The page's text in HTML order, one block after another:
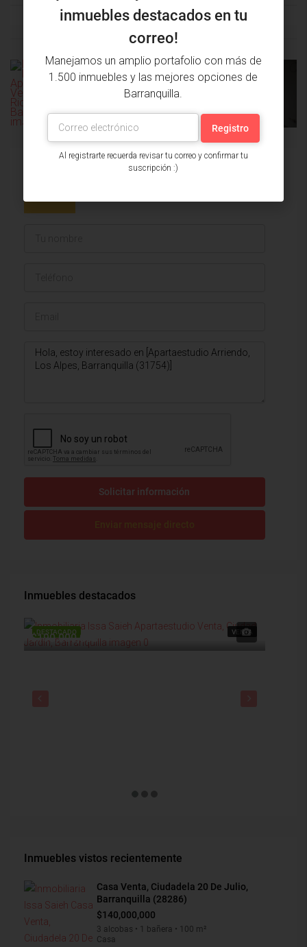
PROPIEDAD
ANTERIOR
PROPIEDAD
Issa Saieh Inmobiliaria
Solicitar información
Inmuebles destacados
DESTACADO VENTA
$190,000,000
Inmuebles vistos recientemente
Casa Venta, Ciudadela 20 De Julio,
Barranquilla (28286)
$140,000,000
3 alcobas • 1 bañera • 100 m²
Casa
inmuebles destacados en tu
correo!
Manejamos un amplio portafolio con más de
1.500 inmuebles y las mejores opciones de
Barranquilla.
Al registrarte recuerda revisar tu correo y confirmar tu
suscripción :)